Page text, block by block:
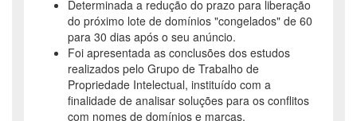
Determinada a redução do prazo para liberação
do próximo lote de domínios "congelados" de 60
para 30 dias após o seu anúncio.
Foi apresentada as conclusões dos estudos
realizados pelo Grupo de Trabalho de
Propriedade Intelectual, instituído com a
finalidade de analisar soluções para os conflitos
com nomes de domínios e marcas.